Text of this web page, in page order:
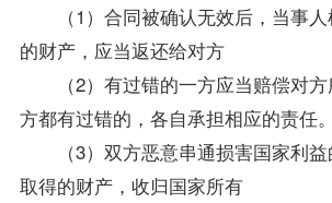
（1）合同被确认无效后，当事人
的财产，应当返还给对方
（2）有过错的一方应当赔偿对方
方都有过错的，各自承担相应的责任。
（3）双方恶意串通损害国家利益
取得的财产，收归国家所有